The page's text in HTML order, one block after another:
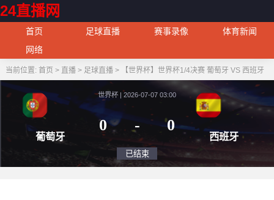
24直播网
首页 足球直播 赛事录像
体育新闻
网络
当前位置: 首页 > 直播> 足球直播> 【世界杯】世界杯1/4决赛 葡萄牙 VS 西班牙
葡萄牙
世界杯 | 2026-07-07 03:00
0
西